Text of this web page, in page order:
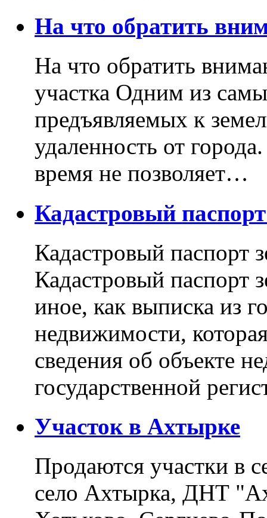
На что обратить
На что обратить
участка Одним из
предъявляемых к
удаленность от
время не позволяет…
Кадастровый
Кадастровый паспорт
Кадастровый паспорт
иное, как выписка из
недвижимости,
сведения об объекте
государственной
Участок в Ахтырке
Продаются участки в
село Ахтырка, ДНТ